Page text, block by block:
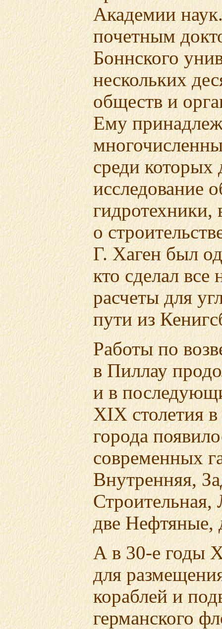
Академии
почетным
Боннского
нескольких
обществ и
Ему
среди которых
исследование
о
Г. Хаген был
кто сделал
расчеты для
пути из
Работы по
в Пиллау
и в
XIX столетия
города
современных
Внутренняя,
Строительная,
две Нефтяные,
А в 30-егоды
для
кораблей и
германского